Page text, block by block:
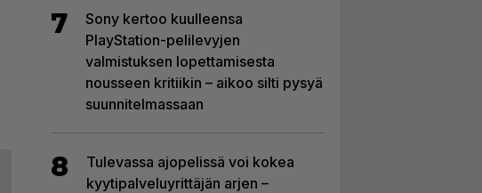
7
Sony kertoo kuulleensa
PlayStation-pelilevyjen
valmistuksen lopettamisesta
nousseen kritiikin – aikoo silti pysyä
suunnitelmassaan
8
Tulevassa ajopelissä voi kokea
kyytipalveluyrittäjän arjen –